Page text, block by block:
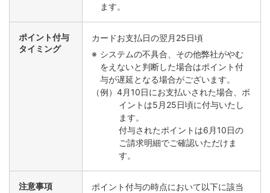
ます。
ポイント付与
タイミング
カードお支払日の翌月25日頃
システムの不具合、その他弊社がやむ
をえないと判断した場合はポイント付
与が遅延となる場合がございます。
（例）4月10日にお支払いされた場合、ポ
イントは5月25日頃に付与いたし
ます。
付与されたポイントは6月10日の
ご請求明細でご確認いただけま
す。
注意事項
ポイント付与の時点において以下に該当